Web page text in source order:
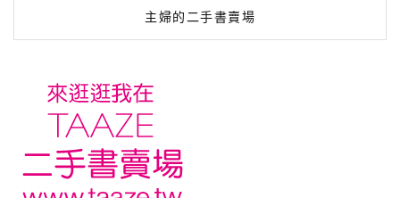
主婦的二手書賣場